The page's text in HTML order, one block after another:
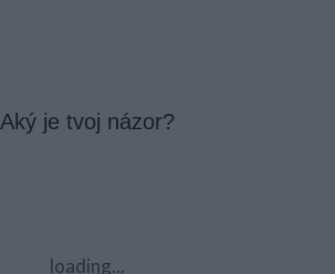
Aký je tvoj názor?
loading...